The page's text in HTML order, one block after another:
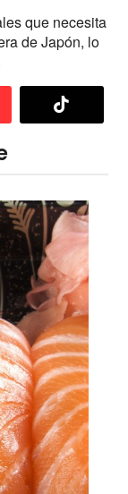
que necesita
de Japón, lo